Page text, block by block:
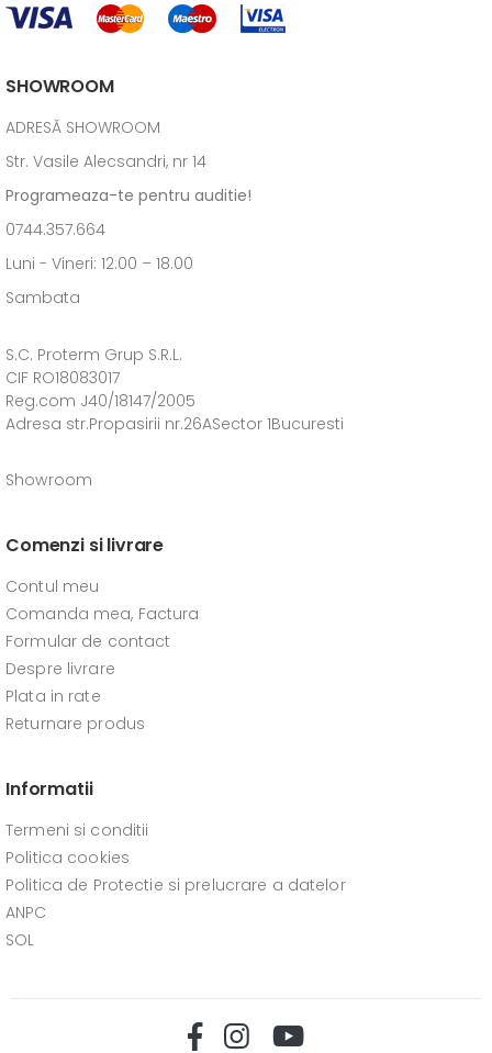
SHOWROOM
ADRESĂ SHOWROOM
Str. Vasile Alecsandri, nr 14
Programeaza-te pentru auditie!
0744.357.664
Luni - Vineri: 12:00 – 18.00
Sambata
S.C. Proterm Grup S.R.L.
CIF RO18083017
Reg.com J40/18147/2005
Adresa str.Propasirii nr.26ASector 1Bucuresti
Showroom
Comenzi si livrare
Contul meu
Comanda mea, Factura
Formular de contact
Despre livrare
Plata in rate
Returnare produs
Informatii
Termeni si conditii
Politica cookies
Politica de Protectie si prelucrare a datelor
ANPC
SOL